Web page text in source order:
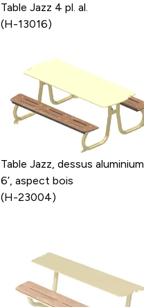
Table Jazz 4 pl. al.
(H-13016)
Table Jazz, dessus aluminium
6’, aspect bois
(H-23004)